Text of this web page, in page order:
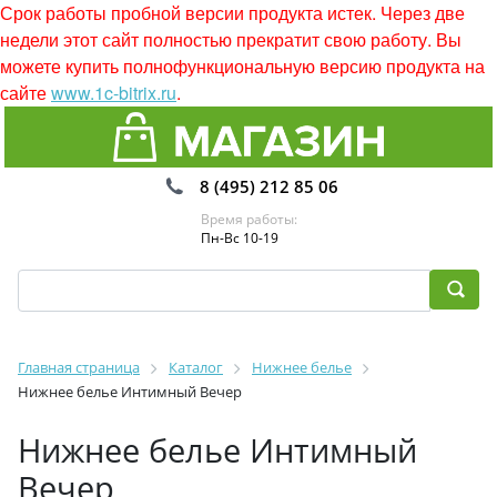
Срок работы пробной версии продукта истек. Через две
недели этот сайт полностью прекратит свою работу. Вы
можете купить полнофункциональную версию продукта на
сайтеwww.1c-bitrix.ru.
8 (495) 212 85 06
Время работы:
Пн-Вс 10-19
Главная страница Каталог
Нижнее белье
Нижнее белье Интимный Вечер
Нижнее белье Интимный
Вечер